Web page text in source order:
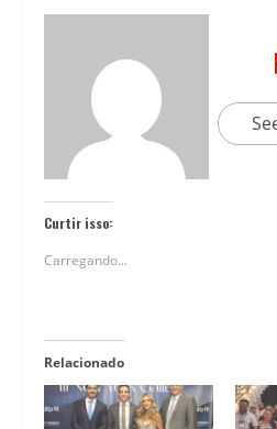
Curtir isso:
Carregando...
Relacionado